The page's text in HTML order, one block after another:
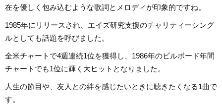
在を優しく包み込むような歌詞とメロディが印象的ですね。
1985年にリリースされ、エイズ研究支援のチャリティーシング
ルとしても話題を呼びました。
全米チャートで4週連続1位を獲得し、1986年のビルボード年間
チャートでも1位に輝く大ヒットとなりました。
人生の節目や、友人との絆を感じたいときに聴きたくなる1曲で
す。